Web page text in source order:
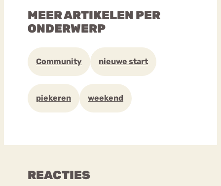
MEER ARTIKELEN PER
ONDERWERP
Community nieuwe start
piekeren weekend
REACTIES